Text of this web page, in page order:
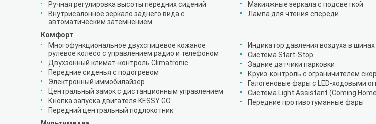
Ручная регулировка высоты передних сидений
Внутрисалонное зеркало заднего вида с
автоматическим затемнением
Макияжные зеркала с подсветкой
Лампа для чтения спереди
Комфорт
Многофункциональное двухспицевое кожаное
рулевое колесо с управлением радио и телефоном
Двухзонный климат-контроль Climatronic
Передние сиденья с подогревом
Электронный иммобилайзер
Центральный замок с дистанционным управлением
Кнопка запуска двигателя KESSY GO
Передний центральный подлокотник
Индикатор давления воздуха в шинах
Система Start-Stop
Задние датчики парковки
Круиз-контроль с ограничителем
Галогеновые фары с LED-ходовыми
Система Light Assistant (Coming
Передние противотуманные фары